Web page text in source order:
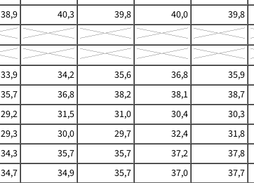
38,9 40,3 39,8 40,0
39,8
33,9 34,2 35,6 36,8
35,9
35,7 36,8 38,2 38,1
38,7
29,2 31,5 31,0 30,4
30,3
29,3 30,0 29,7 32,4
31,8
34,3 35,7 35,7 37,2
37,8
34,7 34,9 35,7 37,0
37,7